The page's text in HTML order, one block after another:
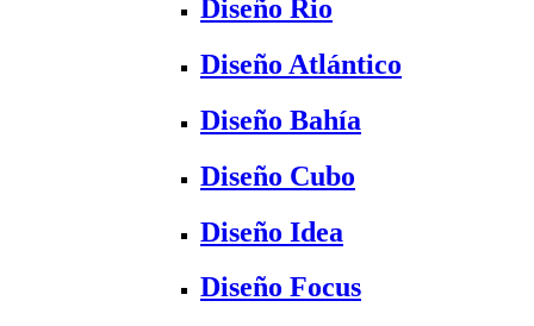
Diseño Rio
Diseño Atlántico
Diseño Bahía
Diseño Cubo
Diseño Idea
Diseño Focus